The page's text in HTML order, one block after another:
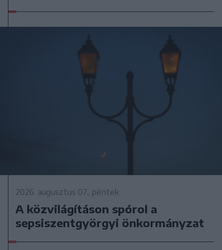
2026. augusztus 07., péntek
A közvilágításon spórol a
sepsiszentgyörgyi önkormányzat